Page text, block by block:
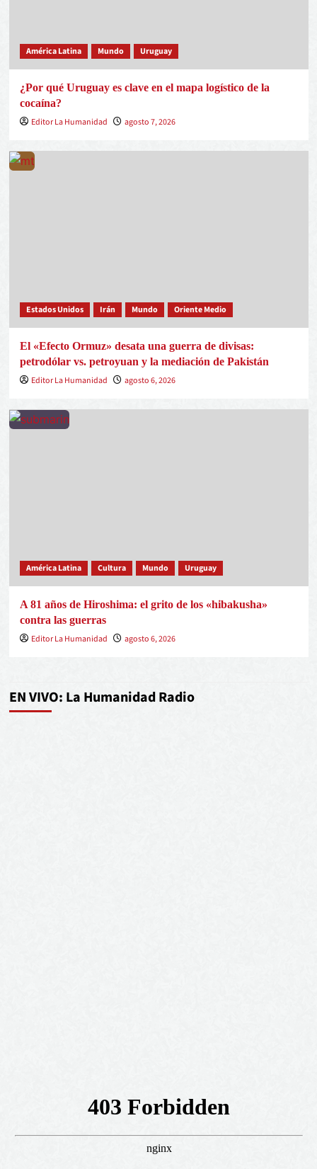
América Latina Mundo Uruguay
¿Por qué Uruguay es clave en el mapa logístico de la
cocaína?
Editor La Humanidad
agosto 7, 2026
Estados Unidos Irán Mundo Oriente Medio
El «Efecto Ormuz» desata una guerra de divisas:
petrodólar vs. petroyuan y la mediación de Pakistán
Editor La Humanidad
agosto 6, 2026
América Latina Cultura Mundo Uruguay
A 81 años de Hiroshima: el grito de los «hibakusha»
contra las guerras
Editor La Humanidad
agosto 6, 2026
EN VIVO: La Humanidad Radio